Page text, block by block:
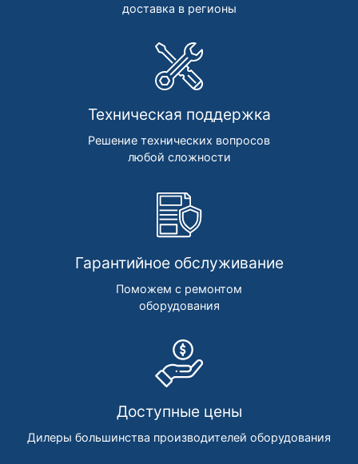
доставка в регионы
Техническая поддержка
Решение технических вопросов
любой сложности
Гарантийное обслуживание
Поможем с ремонтом
оборудования
Доступные цены
Дилеры большинства производителей оборудования